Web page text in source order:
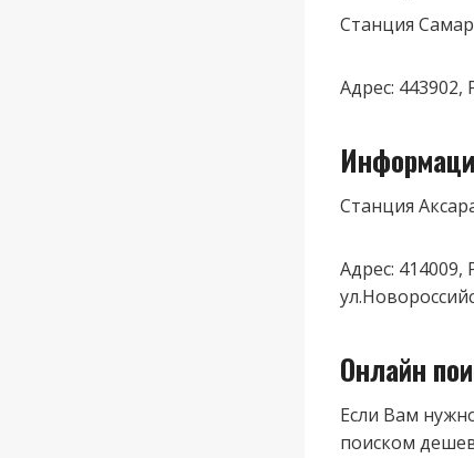
Станция
Адрес: 443902,
Станция
Адрес: 414009,
Онлайн
Если Вам
поиском